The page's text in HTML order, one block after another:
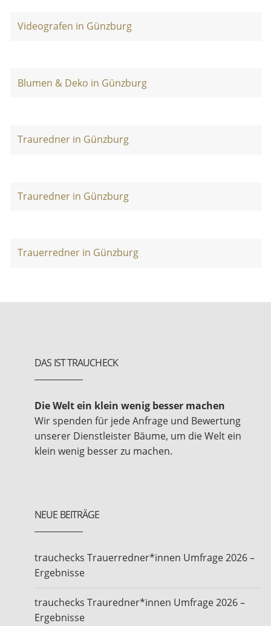
Videografen in Günzburg
Blumen & Deko in Günzburg
Trauredner in Günzburg
Trauredner in Günzburg
Trauerredner in Günzburg
DAS IST TRAUCHECK
Die Welt ein klein wenig besser machen
Wir spenden für jede Anfrage und Bewertung
unserer Dienstleister Bäume, um die Welt ein
klein wenig besser zu machen.
NEUE BEITRÄGE
trauchecks Trauerredner*innen Umfrage 2026 –
Ergebnisse
trauchecks Trauredner*innen Umfrage 2026 –
Ergebnisse